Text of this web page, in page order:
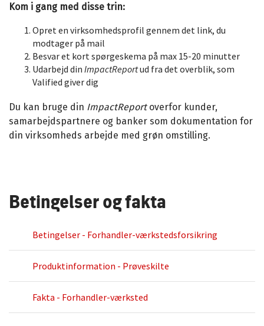
Kom i gang med disse trin:
Opret en virksomhedsprofil gennem det link, du
modtager på mail
Besvar et kort spørgeskema på max 15-20 minutter
Udarbejd din ImpactReportud fra det overblik, som
Valified giver dig
Du kan bruge din ImpactReportoverfor kunder,
samarbejdspartnere og banker som dokumentation for
din virksomheds arbejde med grøn omstilling.
Betingelser og fakta
Betingelser - Forhandler-værkstedsforsikring
Produktinformation - Prøveskilte
Fakta - Forhandler-værksted